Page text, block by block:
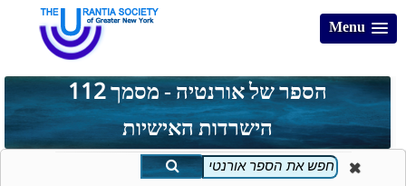
Menu
הספר של אורנטיה - מסמך 112
הישרדות האישיות